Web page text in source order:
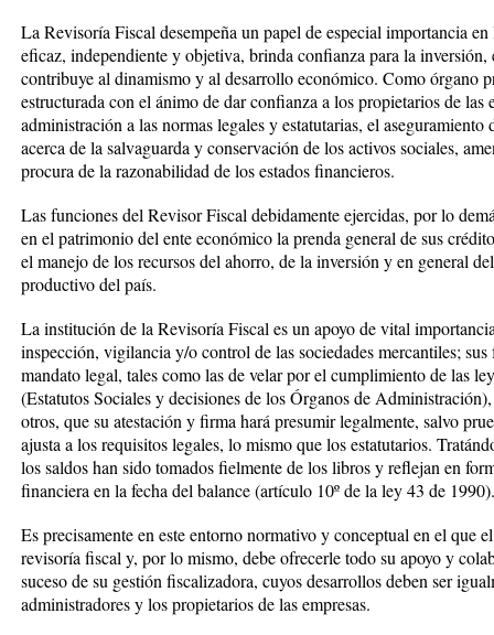
La Revisoría Fiscal desempeña un papel de especial importancia
eficaz, independiente y objetiva, brinda confianza para la
contribuye al dinamismo y al desarrollo económico. Como órgano
estructurada con el ánimo de dar confianza a los propietarios de las
administración a las normas legales y estatutarias, el
acerca de la salvaguarda y conservación de los activos sociales,
procura de la razonabilidad de los estados financieros.
Las funciones del Revisor Fiscal debidamente ejercidas, por lo
en el patrimonio del ente económico la prenda general de sus
el manejo de los recursos del ahorro, de la inversión y en general
productivo del país.
La institución de la Revisoría Fiscal es un apoyo de vital
inspección, vigilancia y/o control de las sociedades mercantiles;
mandato legal, tales como las de velar por el cumplimiento de las
(Estatutos Sociales y decisiones de los Órganos de
otros, que su atestación y firma hará presumir legalmente, salvo
ajusta a los requisitos legales, lo mismo que los estatutarios.
los saldos han sido tomados fielmente de los libros y reflejan en
financiera en la fecha del balance (artículo 10º de la ley 43 de 1990).
Es precisamente en este entorno normativo y conceptual en el que
revisoría fiscal y, por lo mismo, debe ofrecerle todo su apoyo y
suceso de su gestión fiscalizadora, cuyos desarrollos deben ser
administradores y los propietarios de las empresas.